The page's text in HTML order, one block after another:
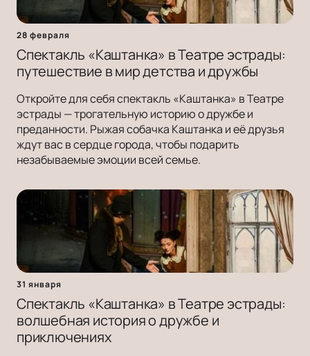
28 февраля
Спектакль «Каштанка» в Театре эстрады:
путешествие в мир детства и дружбы
Откройте для себя спектакль «Каштанка» в Театре
эстрады — трогательную историю о дружбе и
преданности. Рыжая собачка Каштанка и её друзья
ждут вас в сердце города, чтобы подарить
незабываемые эмоции всей семье.
31 января
Спектакль «Каштанка» в Театре эстрады:
волшебная история о дружбе и
приключениях